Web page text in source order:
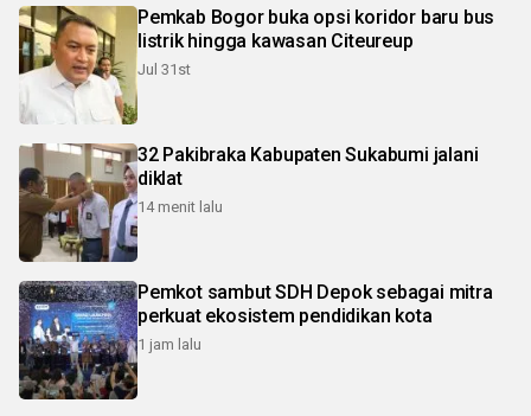
Pemkab Bogor buka opsi koridor baru bus
listrik hingga kawasan Citeureup
Jul 31st
32 Pakibraka Kabupaten Sukabumi jalani
diklat
14 menit lalu
Pemkot sambut SDH Depok sebagai mitra
perkuat ekosistem pendidikan kota
1 jam lalu